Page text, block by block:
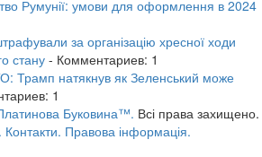
Румунії: умови для оформлення в 2024
за організацію хресної ходи
стану - Комментариев: 1
Трамп натякнув як Зеленський може
1
Буковина™. Всі права захищено.
Контакти. Правова інформація.